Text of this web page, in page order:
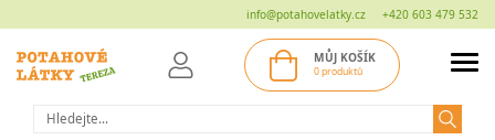
info@potahovelatky.cz +420 603 479 532
Hledat
MŮJ KOŠÍK
0 produktů